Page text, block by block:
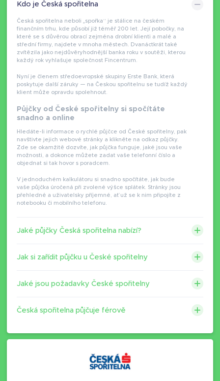
Kdo je Česká spořitelna
Česká spořitelna neboli „spořka“ je stálice na českém
finančním trhu, kde působí již téměř 200 let. Její pobočky, na
které se s důvěrou obrací zejména drobní klienti a malé a
střední firmy, najdete v mnoha městech. Dvanáctkrát také
zvítězila jako nejdůvěryhodnější banka roku v soutěži, kterou
každý rok vyhlašuje společnost Fincentrum.
Nyní je členem středoevropské skupiny Erste Bank, která
poskytuje další záruky — na Českou spořitelnu se tudíž každý
klient může opravdu spolehnout.
Půjčky od České spořitelny si spočítáte
snadno a online
Hledáte-li informace o rychlé půjčce od České spořitelny, pak
navštivte jejich webové stránky a klikněte na odkaz půjčky.
Zde se okamžitě dozvíte, jak půjčka funguje, jaké jsou vaše
možnosti, a dokonce můžete zadat vaše telefonní číslo a
objednat si tak hovor s poradcem.
V jednoduchém kalkulátoru si snadno spočítáte, jak bude
vaše půjčka úročená při zvolené výšce splátek. Stránky jsou
přehledné a uživatelsky příjemné, ať už se k nim připojíte z
notebooku či mobilního telefonu.
Jaké půjčky Česká spořitelna nabízí?
Jak si zařídit půjčku u České spořitelny
Jaké jsou požadavky České spořitelny
Česká spořitelna půjčuje férově